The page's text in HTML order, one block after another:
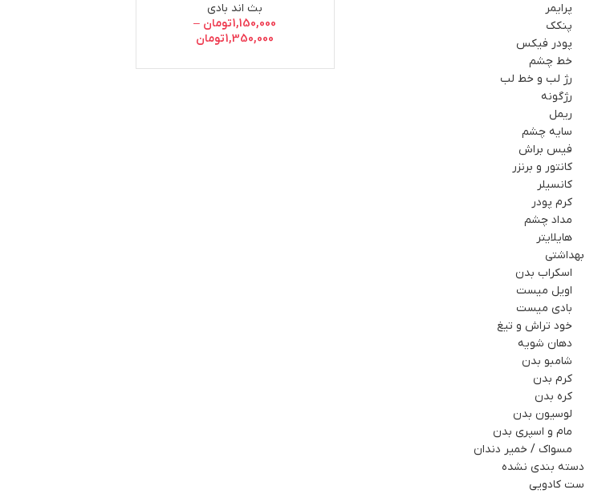
پرایمر
پنکک
پودر فیکس
خط چشم
رژ لب و خط لب
رژگونه
ریمل
سایه چشم
فيس براش
کانتور و برنزر
کانسیلر
کرم پودر
مداد چشم
هایلایتر
بهداشتي
اسکراب بدن
اویل میست
بادی میست
خود تراش و تیغ
دهان شویه
شامبو بدن
کرم بدن
کره بدن
لوسیون بدن
مام و اسپري بدن
مسواک / خمیر دندان
دسته بندی نشده
ست کادويي
بث اند بادی
1,150,000تومان –
1,350,000تومان